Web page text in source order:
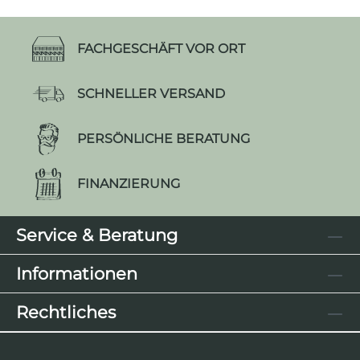
FACHGESCHÄFT VOR ORT
SCHNELLER VERSAND
PERSÖNLICHE BERATUNG
FINANZIERUNG
Service & Beratung
Informationen
Rechtliches